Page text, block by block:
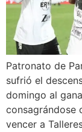
Patronato de
sufrió el
domingo al
consagrándose
vencer a